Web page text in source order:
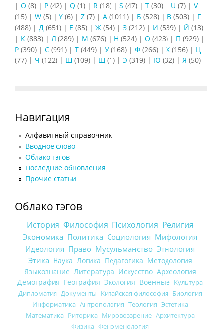
| O (8) | P (42) | Q (1) | R (18) | S (47) | T (30) | U (7) | V
(15) | W (5) | Y (6) | Z (7) | А (1011) | Б (528) | В (503) | Г
(488) | Д (651) | Е (85) | Ж (54) | З (212) | И (539) | Й (13)
| К (883) | Л (289) | М (676) | Н (524) | О (423) | П (929) |
Р (390) | С (991) | Т (449) | У (168) | Ф (266) | Х (156) | Ц
(77) | Ч (122) | Ш (109) | Щ (1) | Э (319) | Ю (32) | Я (50)
Навигация
Алфавитный справочник
Вводное слово
Облако тэгов
Последние обновления
Прочие статьи
Облако тэгов
История Философия Психология Религия
Экономика Политика Социология Мифология
Идеология Право Мусульманство Этнология
Этика Наука Логика Педагогика Методология
Языкознание Литература Искусство Археология
Демография География Экология Военные Культура
Дипломатия Документы Китайская философия Биология
Информатика Антропология Теология Эстетика
Математика Риторика Мировоззрение Архитектура
Физика Феноменология